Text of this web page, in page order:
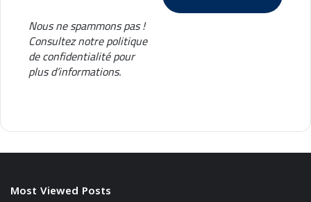
Nous ne spammons pas !
Consultez notrepolitique
de confidentialitépour
plus d’informations.
Most Viewed Posts